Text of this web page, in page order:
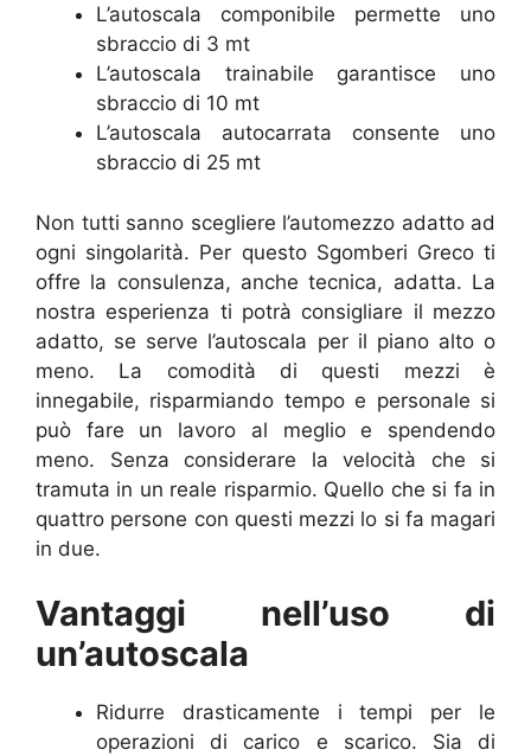
L’autoscala componibile permette uno
sbraccio di 3 mt
L’autoscala trainabile garantisce uno
sbraccio di 10 mt
L’autoscala autocarrata consente uno
sbraccio di 25 mt
Non tutti sanno scegliere l’automezzo adatto ad
ogni singolarità. Per questo Sgomberi Greco ti
offre la consulenza, anche tecnica, adatta. La
nostra esperienza ti potrà consigliare il mezzo
adatto, se serve l’autoscala per il piano alto o
meno. La comodità di questi mezzi è
innegabile, risparmiando tempo e personale si
può fare un lavoro al meglio e spendendo
meno. Senza considerare la velocità che si
tramuta in un reale risparmio. Quello che si fa in
quattro persone con questi mezzi lo si fa magari
in due.
Vantaggi nell’uso di
un’autoscala
Ridurre drasticamente i tempi per le
operazioni di carico e scarico. Sia di